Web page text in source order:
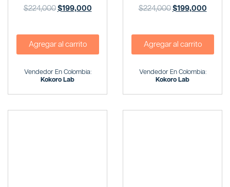
$224,000 $199,000
Agregar al carrito
Vendedor En Colombia:
Kokoro Lab
$224,000 $199,000
Agregar al carrito
Vendedor En Colombia:
Kokoro Lab